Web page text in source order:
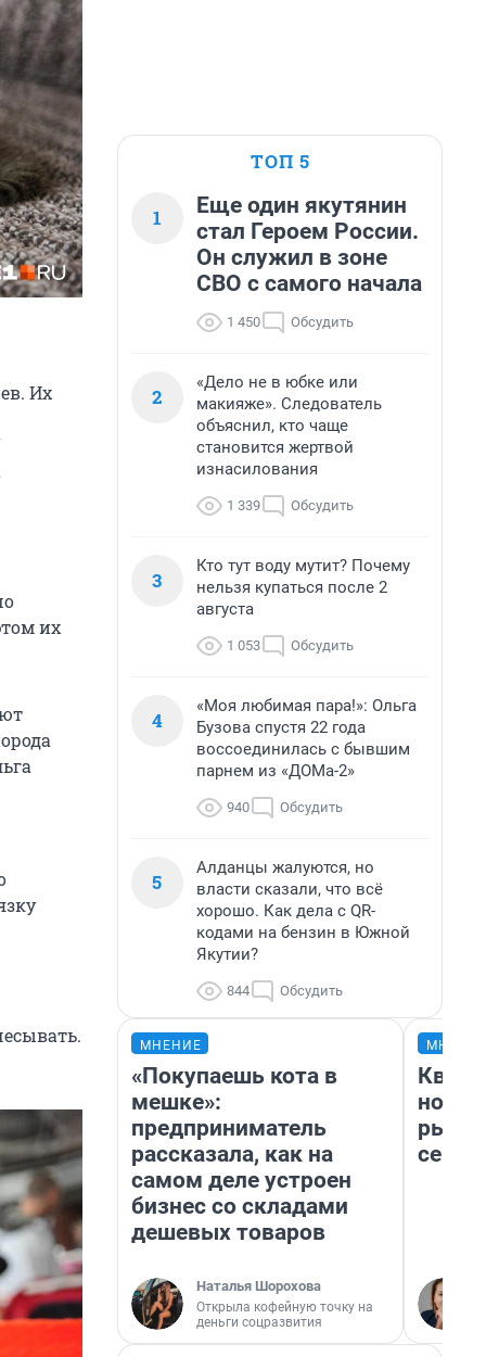
Их
их
ТОП 5
1
Еще один якутянин
стал Героем России.
Он служил в зоне
СВО с самого начала
1 450 Обсудить
2
«Дело не в юбке или
макияже». Следователь
объяснил, кто чаще
становится жертвой
изнасилования
1 339 Обсудить
3
Кто тут воду мутит? Почему
нельзя купаться после 2
августа
1 053 Обсудить
4
«Моя любимая пара!»: Ольга
Бузова спустя 22 года
воссоединилась с бывшим
парнем из «ДОМа-2»
940 Обсудить
5
Алданцы жалуются, но
власти сказали, что всё
хорошо. Как дела с QR-
кодами на бензин в Южной
Якутии?
844 Обсудить
МНЕНИЕ
«Покупаешь кота в
мешке»:
предприниматель
рассказала, как на
самом деле устроен
бизнес со складами
дешевых товаров
Наталья Шорохова
Открыла кофейную точку на
деньги соцразвития
но